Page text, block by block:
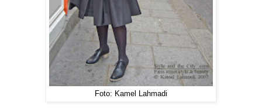
Foto: Kamel Lahmadi